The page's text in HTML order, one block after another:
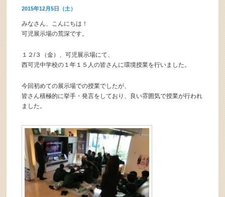
2015年12月5日（土）
みなさん、こんにちは！
可児展示場の荒深です。
１２/３（金）、可児展示場にて、
西可児中学校の１年１５人の皆さんに環境授業を行いました。
今回初めての展示場での授業でしたが、
皆さん積極的に挙手・発言をしており、良い雰囲気で授業が行われ
ました。